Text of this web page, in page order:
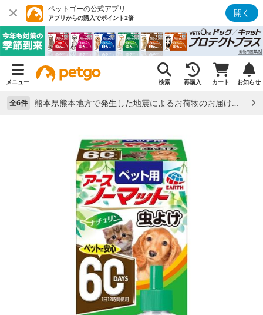
ペットゴーの公式アプリ
アプリからの購入でポイント2倍 開く
メニュー 検索 再購入 カート お知らせ
全6件 熊本県熊本地方で発生した地震によるお荷物のお届け状況について （7/28）